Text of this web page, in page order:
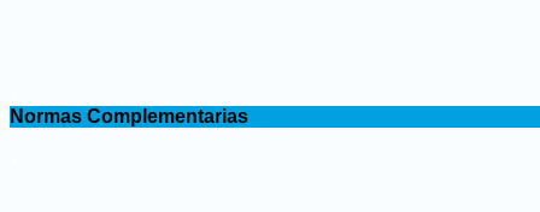
Normas Complementarias